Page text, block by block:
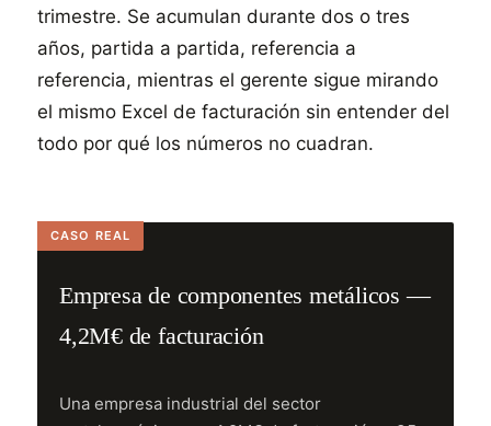
trimestre. Se acumulan durante dos o tres
años, partida a partida, referencia a
referencia, mientras el gerente sigue mirando
el mismo Excel de facturación sin entender del
todo por qué los números no cuadran.
Empresa de componentes metálicos —
4,2M€ de facturación
Una empresa industrial del sector